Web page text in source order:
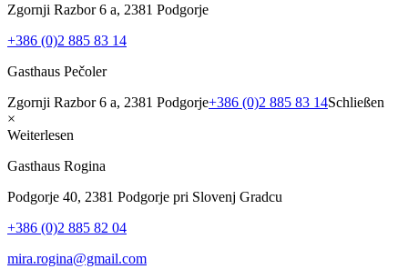
Zgornji Razbor 6 a, 2381 Podgorje
+386 (0)2 885 83 14
Gasthaus Pečoler
Zgornji Razbor 6 a, 2381 Podgorje+386 (0)2 885 83 14Schließen
×
Weiterlesen
Gasthaus Rogina
Podgorje 40, 2381 Podgorje pri Slovenj Gradcu
+386 (0)2 885 82 04
mira.rogina@gmail.com